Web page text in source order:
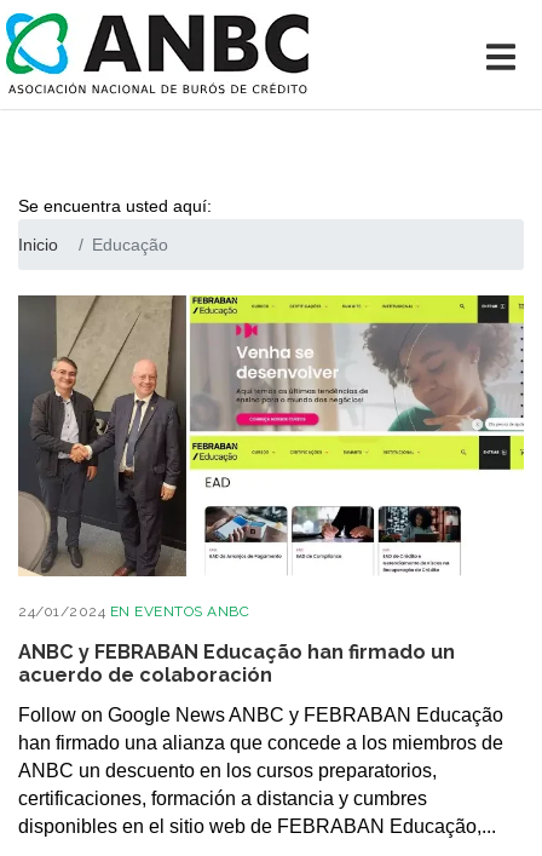
Se encuentra usted aquí:
Inicio
Educação
24/01/2024 EN EVENTOS ANBC
ANBC y FEBRABAN Educação han firmado un
acuerdo de colaboración
Follow on Google News ANBC y FEBRABAN Educação
han firmado una alianza que concede a los miembros de
ANBC un descuento en los cursos preparatorios,
certificaciones, formación a distancia y cumbres
disponibles en el sitio web de FEBRABAN Educação,...